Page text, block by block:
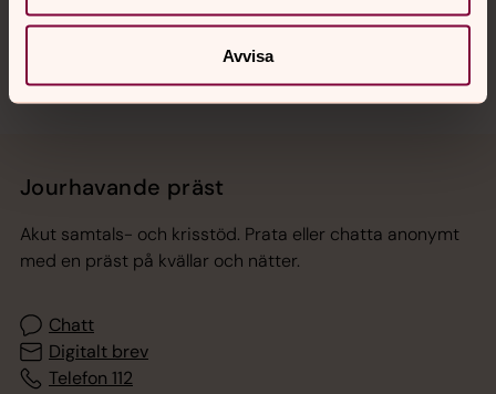
Avvisa
Sociala kanaler
Jourhavande präst
Akut samtals- och krisstöd. Prata eller chatta anonymt
med en präst på kvällar och nätter.
Chatt
Digitalt brev
Telefon 112